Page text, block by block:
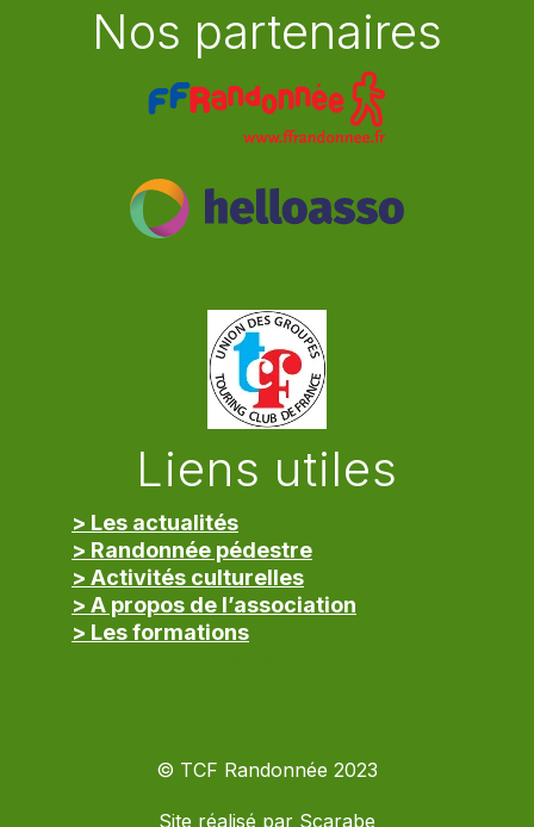
Nos partenaires
Liens utiles
> Les actualités
> Randonnée pédestre
> Activités culturelles
> A propos de l’association
> Les formations
© TCF Randonnée 2023
Site réalisé par Scarabe